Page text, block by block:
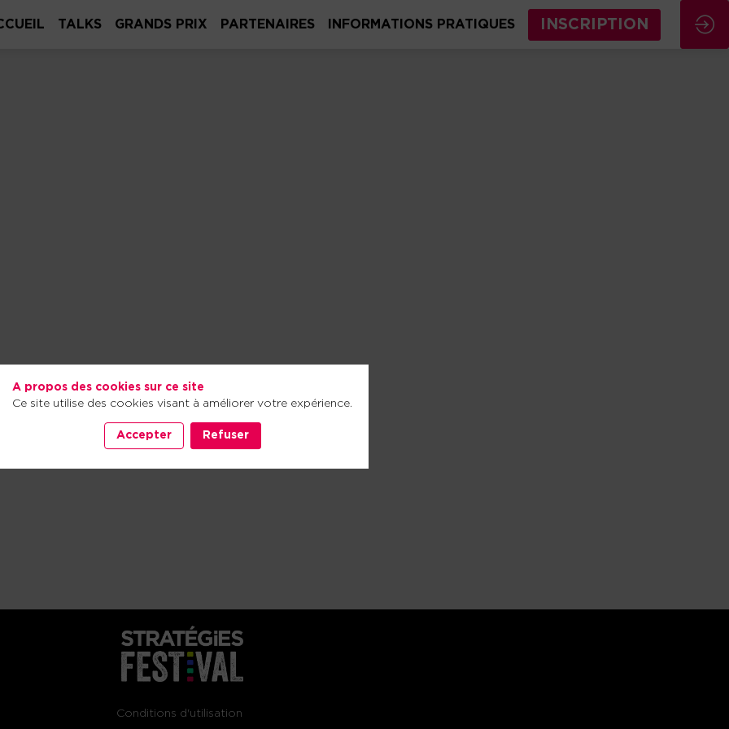
TALKS GRANDS PRIX PARTENAIRES INFORMATIONS PRATIQUES INSCRIPTION
Conditions d'utilisation
A propos des cookies sur ce site
Ce site utilise des cookies visant à améliorer votre expérience.
Accepter Refuser